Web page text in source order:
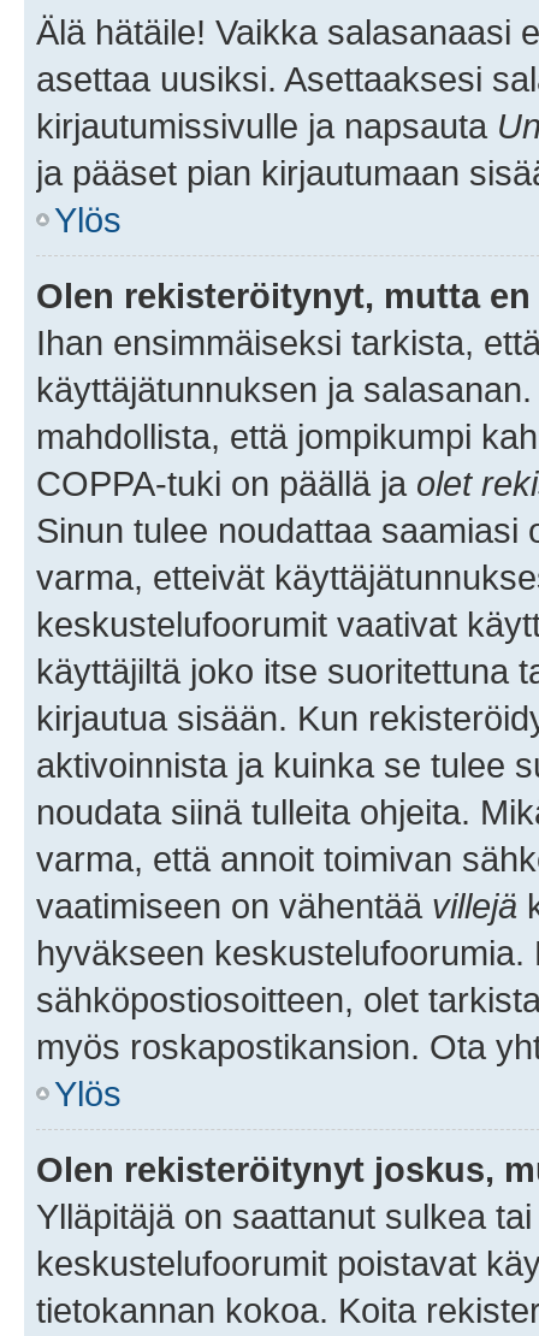
Älä hätäile! Vaikka salasanaasi
asettaa uusiksi. Asettaaksesi
kirjautumissivulle ja napsauta
ja pääset pian kirjautumaan
Ylös
Olen rekisteröitynyt, mutta
Ihan ensimmäiseksi tarkista,
käyttäjätunnuksen ja
mahdollista, että jompikumpi
COPPA-tuki on päällä ja olet
Sinun tulee noudattaa saamiasi
varma, etteivät
keskustelufoorumit vaativat
käyttäjiltä joko itse suoritettuna
kirjautua sisään. Kun
aktivoinnista ja kuinka se tulee
noudata siinä tulleita ohjeita.
varma, että annoit toimivan
vaatimiseen on vähentää villejä
hyväkseen
sähköpostiosoitteen, olet
myös roskapostikansion. Ota
Ylös
Olen rekisteröitynyt joskus,
Ylläpitäjä on saattanut sulkea
keskustelufoorumit poistavat
tietokannan kokoa. Koita